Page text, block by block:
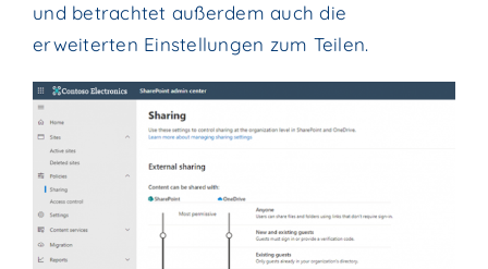
und betrachtet außerdem auch die
erweiterten Einstellungen zum Teilen.